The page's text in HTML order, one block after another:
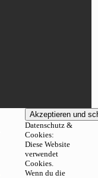
Datenschutz &
Cookies:
Diese Website
verwendet
Cookies.
Wenn du die